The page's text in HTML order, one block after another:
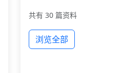
共有 30 篇资料
浏览全部